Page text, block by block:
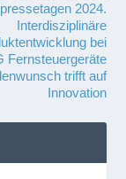
2024.
Interdisziplinäre
bei
Fernsteuergeräte
trifft auf
Innovation